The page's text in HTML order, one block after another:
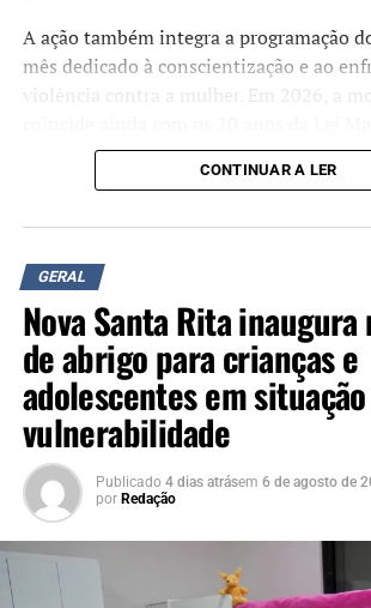
A ação também integra a programação
mês dedicado à conscientização e ao
violência contra a mulher. Em 2026, a
marco da legislação brasileira de
em situação de violência.
Além da instalação dos bancos, estão
oficinas de pintura e rodas de conversa
prevenção da violência de gênero e
sobre a rede de proteção às vítimas.
De acordo com os organizadores, até o
instalados nove Bancos Vermelhos: três
Olmiro Brandão e um em cada uma das
localizadas nos bairros Califórnia,
Esperança, Pedreira, Maria José e
A previsão é de que a iniciativa seja
escolas municipais e três escolas
CONTINUAR A LER
GERAL
Nova Santa Rita inaugura
de abrigo para crianças e
adolescentes em
vulnerabilidade
Publicado 4 dias atrásem 6 de agosto de
por Redação